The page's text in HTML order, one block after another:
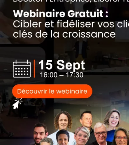
envers des
Ne ratez pas cette
nouvel élan à votre
techniques et des idées